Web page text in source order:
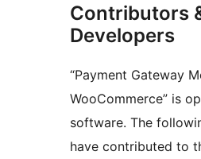
Contributors
Developers
“Payment Gateway
WooCommerce” is
software. The
have contributed to